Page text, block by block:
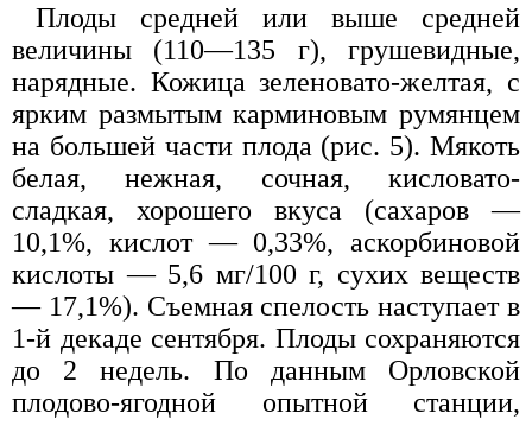
Плоды средней или выше средней
величины (110—135 г), грушевидные,
нарядные. Кожица зеленовато-желтая, с
ярким размытым карминовым румянцем
на большей части плода (рис. 5). Мякоть
белая, нежная, сочная, кисловато-
сладкая, хорошего вкуса (сахаров —
10,1%, кислот — 0,33%, аскорбиновой
кислоты — 5,6 мг/100 г, сухих веществ
— 17,1%). Съемная спелость наступает в
1-й декаде сентября. Плоды сохраняются
до 2 недель. По данным Орловской
плодово-ягодной опытной станции,